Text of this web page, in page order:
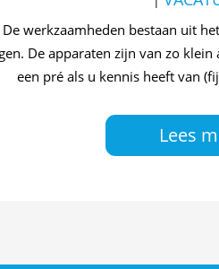
werkzaamheden bestaan uit
De apparaten zijn van zo
een pré als u kennis heeft van
Lees